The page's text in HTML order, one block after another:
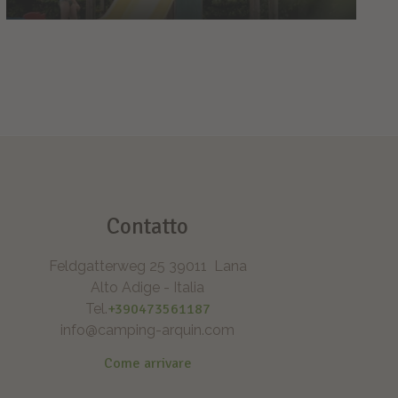
Contatto
Feldgatterweg 25 39011
Lana
Alto Adige - Italia
Tel.+390473561187
info@camping-arquin.com
Come arrivare